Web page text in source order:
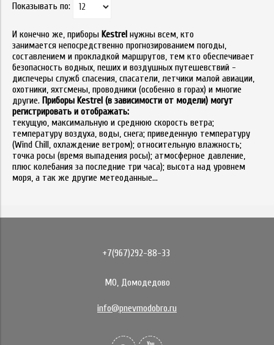
Показывать по:
И конечно же, приборы Kestrel нужны всем, кто
занимается непосредственно прогнозированием погоды,
составлением и прокладкой маршрутов, тем кто обеспечивает
безопасность водных, пеших и воздушных путешевствий -
диспечеры служб спасения, спасатели, летчики малой авиации,
охотники, яхтсмены, проводники (особенно в горах) и многие
другие. Приборы Kestrel (в зависимости от модели) могут
регистрировать и отображать:
текущую, максимальную и среднюю скорость ветра;
температуру воздуха, воды, снега; приведенную температуру
(Wind Chill, охлаждение ветром); относительную влажность;
точка росы (время выпадения росы); атмосферное давление,
плюс колебания за последние три часа); высота над уровнем
моря, а так же другие метеоданные...
+7(967)292-88-33
МО, Домодедово
info@pnevmodobro.ru